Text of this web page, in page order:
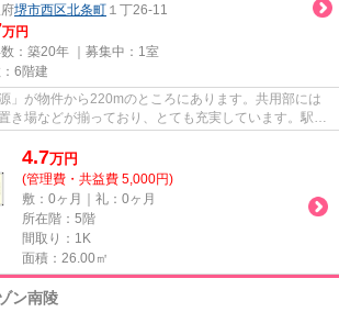
堺市西区北条町 １丁26-11
万円
：築20年 ｜募集中： 1室
6階建
」が物件から220mのところにあります。共用部には
き場などが揃っており、とても充実しています。駅ま
4.7万円
(管理費・共益費 5,000円)
敷：0ヶ月｜礼：0ヶ月
所在階：5階
間取り：1K
面積：26.00㎡
ン南陵